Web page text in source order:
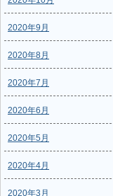
2020年9月
2020年8月
2020年7月
2020年6月
2020年5月
2020年4月
2020年3月